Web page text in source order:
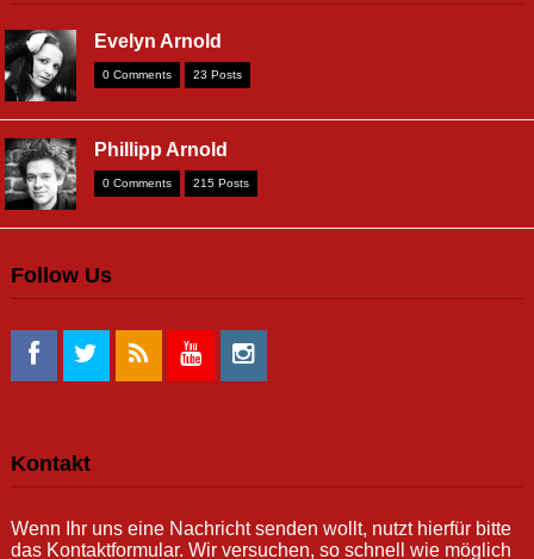
Evelyn Arnold
0 Comments 23 Posts
Phillipp Arnold
0 Comments 215 Posts
Follow Us
Kontakt
Wenn Ihr uns eine Nachricht senden wollt, nutzt hierfür bitte
das Kontaktformular. Wir versuchen, so schnell wie möglich